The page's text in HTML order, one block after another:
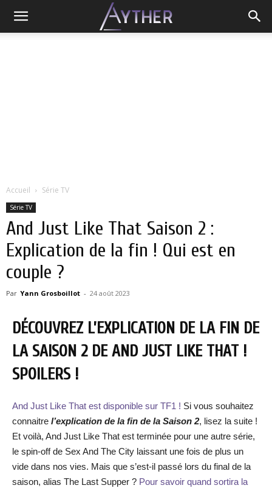
Accueil Série TV
Série TV
And Just Like That Saison 2 :
Explication de la fin ! Qui est en
couple ?
Par Yann Grosboillot - 24 août 2023
DÉCOUVREZ L’EXPLICATION DE LA FIN DE
LA SAISON 2 DE AND JUST LIKE THAT !
SPOILERS !
And Just Like That est disponible sur TF1 ! Si vous souhaitez
connaitre l’explication de la fin de la Saison 2, lisez la suite !
Et voilà, And Just Like That est terminée pour une autre série,
le spin-off de Sex And The City laissant une fois de plus un
vide dans nos vies. Mais que s’est-il passé lors du final de la
saison, alias The Last Supper ? Pour savoir quand sortira la